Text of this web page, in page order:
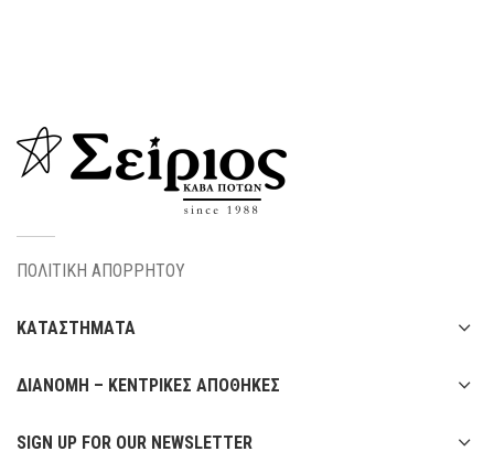
ΠΟΛΙΤΙΚΗ ΑΠΟΡΡΗΤΟΥ
ΚΑΤΑΣΤΗΜΑΤΑ
ΔΙΑΝΟΜΗ – ΚΕΝΤΡΙΚΕΣ ΑΠΟΘΗΚΕΣ
SIGN UP FOR OUR NEWSLETTER